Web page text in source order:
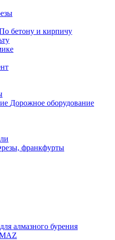
бетону и кирпичу
Дорожное оборудование
франкфурты